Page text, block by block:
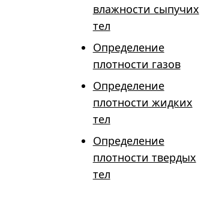
влажности сыпучих
тел
Определение
плотности газов
Определение
плотности жидких
тел
Определение
плотности твердых
тел